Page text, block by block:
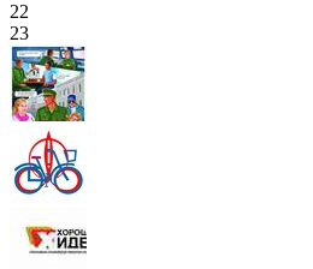
22
23